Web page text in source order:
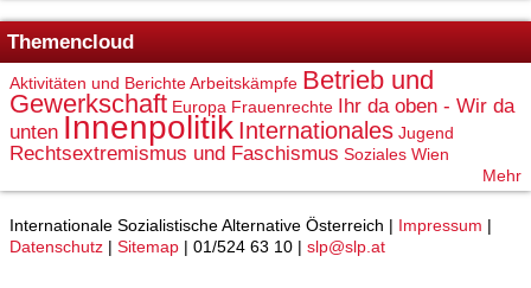
Themencloud
Aktivitäten und BerichteArbeitskämpfe Betrieb und
Gewerkschaft Europa Frauenrechte
Ihr da oben - Wir da
unten Innenpolitik Internationales Jugend
Rechtsextremismus und Faschismus Soziales Wien
Mehr
Internationale Sozialistische Alternative Österreich | Impressum |
Datenschutz | Sitemap | 01/524 63 10 | slp@slp.at